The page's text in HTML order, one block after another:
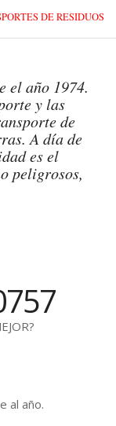
DE RESIDUOS
el año 1974.
y las
de
A día de
es el
peligrosos,
al año.